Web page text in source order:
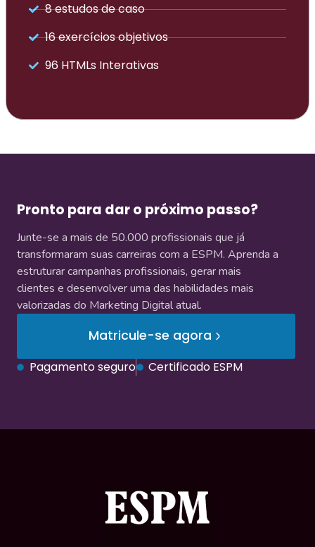
8 estudos de caso
16 exercícios objetivos
96 HTMLs Interativas
Pronto para dar o próximo passo?
Junte-se a mais de 50.000 profissionais que já
transformaram suas carreiras com a ESPM. Aprenda a
estruturar campanhas profissionais, gerar mais
clientes e desenvolver uma das habilidades mais
valorizadas do Marketing Digital atual.
Matricule-se agora
Pagamento seguro Certificado ESPM